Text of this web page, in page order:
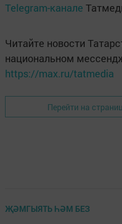
Telegram-канале
Читайте новости
национальном
https://max.ru/tatmedia
Перейти на
ҖӘМГЫЯТЬ ҺӘМ БЕЗ